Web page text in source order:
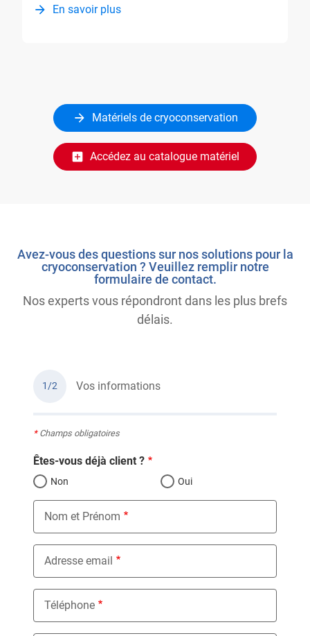
En savoir plus
Matériels de cryoconservation
Accédez au catalogue matériel
Avez-vous des questions sur nos solutions pour la
cryoconservation ? Veuillez remplir notre
formulaire de contact.
Nos experts vous répondront dans les plus brefs
délais.
1/2 Vos informations
*Champs obligatoires
Êtes-vous déjà client ?
Non Oui
Nom et Prénom
Adresse email
Téléphone